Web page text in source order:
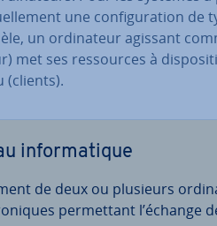
une con­fi­gu­ra­tion de
un or­di­na­teur agissant
met ses res­sources à
(clients).
in­for­ma­tique
de deux ou plusieurs
per­met­tant l’échange